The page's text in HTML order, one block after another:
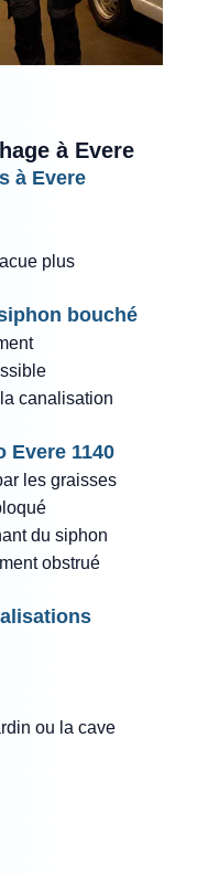
à Evere
à Evere
plus
bouché
canalisation
Evere 1140
les graisses
du siphon
obstrué
ou la cave